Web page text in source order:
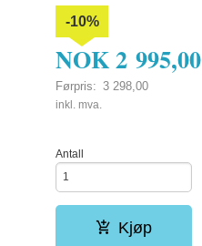
NOK2 995,00
Førpris: 3 298,00
Rabatt
-10%
inkl. mva.
Antall
Kjøp